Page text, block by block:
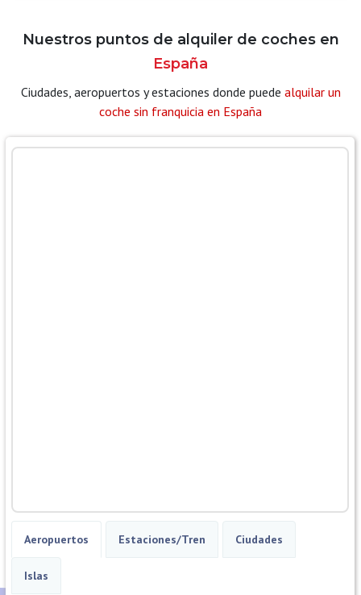
Nuestros puntos de alquiler de coches en
España
Ciudades, aeropuertos y estaciones donde puede alquilar un
coche sin franquicia en España
Aeropuertos Estaciones/Tren Ciudades
Islas